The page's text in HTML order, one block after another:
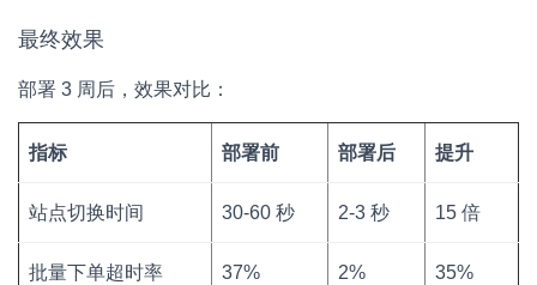
最终效果
部署 3 周后，效果对比：
指标 部署前 部署后 提升
站点切换时间 30-60 秒 2-3 秒 15 倍
批量下单超时率 37% 2% 35%